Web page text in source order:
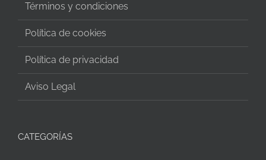
Términos y condiciones
Política de cookies
Política de privacidad
Aviso Legal
CATEGORÍAS